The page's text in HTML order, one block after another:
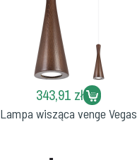
343,91 zł
Lampa wisząca venge Vegas